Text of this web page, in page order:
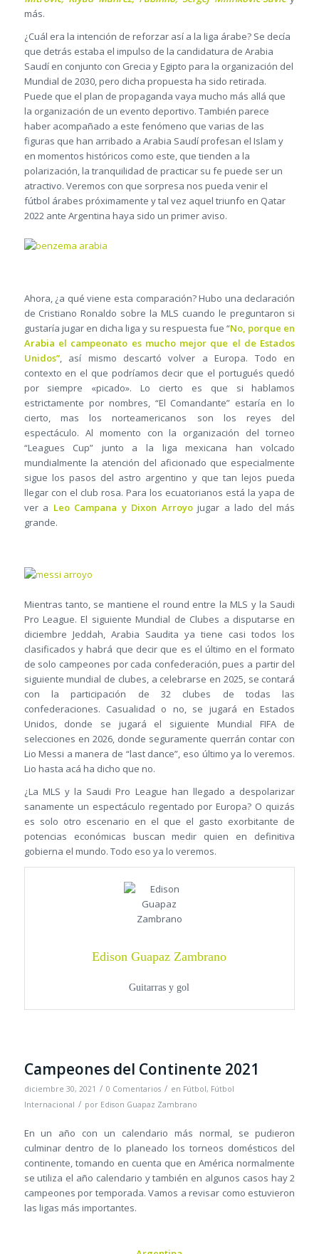
más.
¿Cuál era la intención de reforzar así a la liga árabe? Se decía
que detrás estaba el impulso de la candidatura de Arabia
Saudí en conjunto con Grecia y Egipto para la organización del
Mundial de 2030, pero dicha propuesta ha sido retirada.
Puede que el plan de propaganda vaya mucho más allá que
la organización de un evento deportivo. También parece
haber acompañado a este fenómeno que varias de las
figuras que han arribado a Arabia Saudí profesan el Islam y
en momentos históricos como este, que tienden a la
polarización, la tranquilidad de practicar su fe puede ser un
atractivo. Veremos con que sorpresa nos pueda venir el
fútbol árabes próximamente y tal vez aquel triunfo en Qatar
2022 ante Argentina haya sido un primer aviso.
Ahora, ¿a qué viene esta comparación? Hubo una declaración
de Cristiano Ronaldo sobre la MLS cuando le preguntaron si
gustaría jugar en dicha liga y su respuesta fue “No, porque en
Arabia el campeonato es mucho mejor que el de Estados
Unidos”, así mismo descartó volver a Europa. Todo en
contexto en el que podríamos decir que el portugués quedó
por siempre «picado». Lo cierto es que si hablamos
estrictamente por nombres, “El Comandante” estaría en lo
cierto, mas los norteamericanos son los reyes del
espectáculo. Al momento con la organización del torneo
“Leagues Cup” junto a la liga mexicana han volcado
mundialmente la atención del aficionado que especialmente
sigue los pasos del astro argentino y que tan lejos pueda
llegar con el club rosa. Para los ecuatorianos está la yapa de
ver a Leo Campana y Dixon Arroyojugar a lado del más
grande.
Mientras tanto, se mantiene el round entre la MLS y la Saudi
Pro League. El siguiente Mundial de Clubes a disputarse en
diciembre Jeddah, Arabia Saudita ya tiene casi todos los
clasificados y habrá que decir que es el último en el formato
de solo campeones por cada confederación, pues a partir del
siguiente mundial de clubes, a celebrarse en 2025, se contará
con la participación de 32 clubes de todas las
confederaciones. Casualidad o no, se jugará en Estados
Unidos, donde se jugará el siguiente Mundial FIFA de
selecciones en 2026, donde seguramente querrán contar con
Lio Messi a manera de “last dance”, eso último ya lo veremos.
Lio hasta acá ha dicho que no.
¿La MLS y la Saudi Pro League han llegado a despolarizar
sanamente un espectáculo regentado por Europa? O quizás
es solo otro escenario en el que el gasto exorbitante de
potencias económicas buscan medir quien en definitiva
gobierna el mundo. Todo eso ya lo veremos.
Edison Guapaz Zambrano
Guitarras y gol
Campeones del Continente 2021
diciembre 30, 2021 / 0 Comentarios / en Fútbol, Fútbol
Internacional / por Edison Guapaz Zambrano
En un año con un calendario más normal, se pudieron
culminar dentro de lo planeado los torneos domésticos del
continente, tomando en cuenta que en América normalmente
se utiliza el año calendario y también en algunos casos hay 2
campeones por temporada. Vamos a revisar como estuvieron
las ligas más importantes.